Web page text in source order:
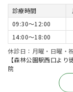
診療時間
09:30〜12:00
14:00〜18:00
休診日：月曜・日曜
【森林公園駅西口よ
院